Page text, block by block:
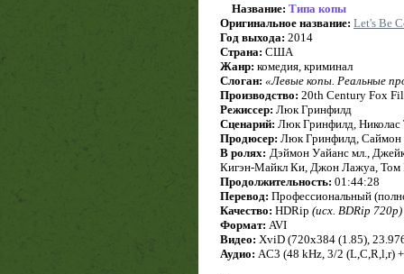
Название: Типа копы
Оригинальное название: Let's Be
Год выхода: 2014
Страна: США
Жанр: комедия, криминал
Слоган: «Левые копы. Реальные
Производство: 20th Century Fox
Режиссер: Люк Гринфилд
Сценарий: Люк Гринфилд, Николас
Продюсер: Люк Гринфилд, Саймон
В ролях: Дэймон Уайанс мл.,
Кигэн-Майкл Ки, Джон Лажуа, Том
Продолжительность: 01:44:28
Перевод: Профессиональный
Качество: HDRip (исх. BDRip 720p)
Формат: AVI
Видео: XviD (720x384 (1.85),
Аудио: AC3 (48 kHz, 3/2 (L,C,R,l,r)